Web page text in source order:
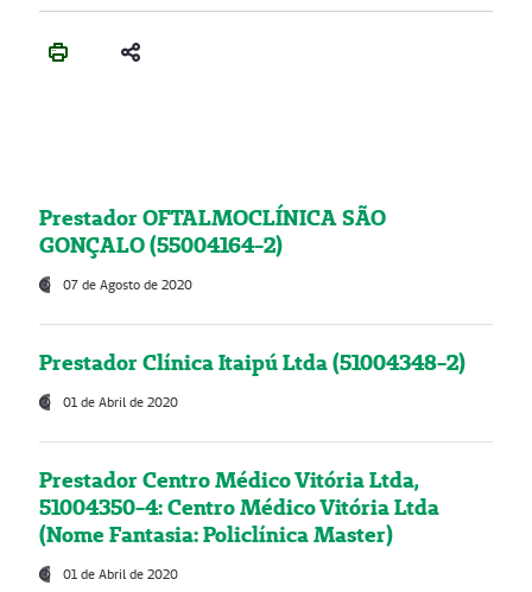
Prestador OFTALMOCLÍNICA SÃO
GONÇALO (55004164-2)
07 de Agosto de 2020
Prestador Clínica Itaipú Ltda (51004348-2)
01 de Abril de 2020
Prestador Centro Médico Vitória Ltda,
51004350-4: Centro Médico Vitória Ltda
(Nome Fantasia: Policlínica Master)
01 de Abril de 2020